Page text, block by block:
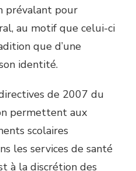
prévalant pour
au motif que celui-ci
que d’une
identité.
de 2007 du
permettent aux
scolaires
les services de santé
à la discrétion des